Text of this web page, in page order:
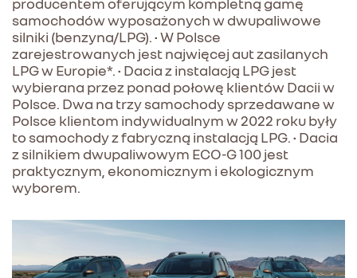
samochodów wyposażonych w dwupaliwowe
silniki (benzyna/LPG). • W Polsce
zarejestrowanych jest najwięcej aut zasilanych
LPG w Europie*. • Dacia z instalacją LPG jest
wybierana przez ponad połowę klientów Dacii w
Polsce. Dwa na trzy samochody sprzedawane w
Polsce klientom indywidualnym w 2022 roku były
to samochody z fabryczną instalacją LPG. • Dacia
z silnikiem dwupaliwowym ECO-G 100 jest
praktycznym, ekonomicznym i ekologicznym
wyborem.